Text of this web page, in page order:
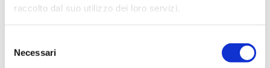
raccolto dal suo utilizzo dei loro servizi.
delNecessari
NEXT